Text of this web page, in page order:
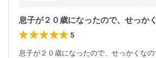
5
息子が２０歳になったので、せっかくな